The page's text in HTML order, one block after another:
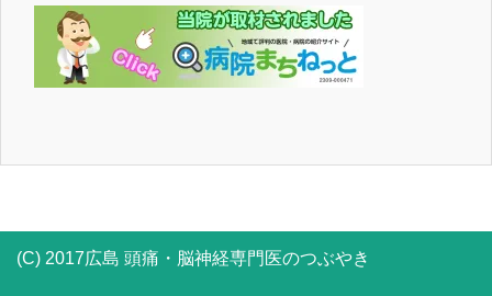
(C) 2017広島 頭痛・脳神経専門医のつぶやき